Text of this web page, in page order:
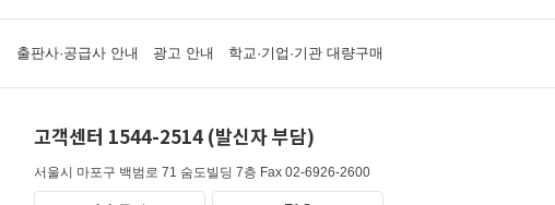
출판사·공급사 안내 광고 안내 학교·기업·기관 대량구매
고객센터 1544-2514 (발신자 부담)
서울시 마포구 백범로 71 숨도빌딩 7층 Fax 02-6926-2600